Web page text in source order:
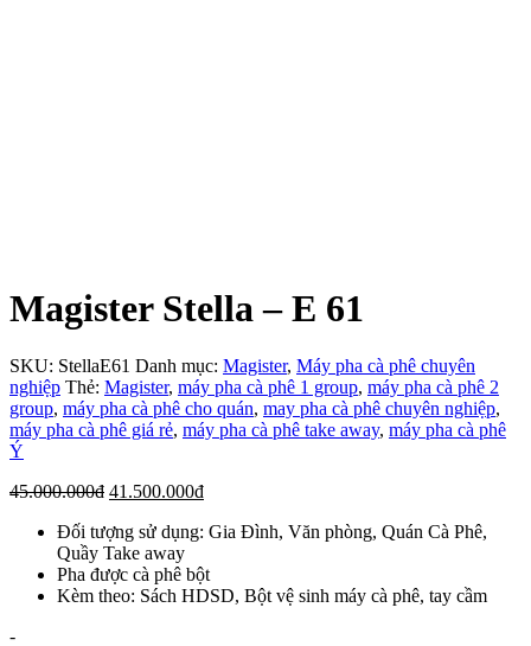
Magister Stella – E 61
SKU: StellaE61 Danh mục: Magister, Máy pha cà phê chuyên
nghiệp Thẻ: Magister, máy pha cà phê 1 group, máy pha cà phê 2
group, máy pha cà phê cho quán, may pha cà phê chuyên nghiệp,
máy pha cà phê giá rẻ, máy pha cà phê take away, máy pha cà phê
Ý
45.000.000đ Giá
là:
45.000.000đ.
41.500.000đGiá
tại
41.500.000đ.
Đối tượng sử dụng: Gia Đình, Văn phòng, Quán Cà Phê,
Quầy Take away
Pha được cà phê bột
Kèm theo: Sách HDSD, Bột vệ sinh máy cà phê, tay cầm
Số
-